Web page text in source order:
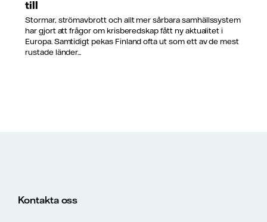
till
Stormar, strömavbrott och allt mer sårbara samhällssystem
har gjort att frågor om krisberedskap fått ny aktualitet i
Europa. Samtidigt pekas Finland ofta ut som ett av de mest
rustade länder...
Kontakta oss